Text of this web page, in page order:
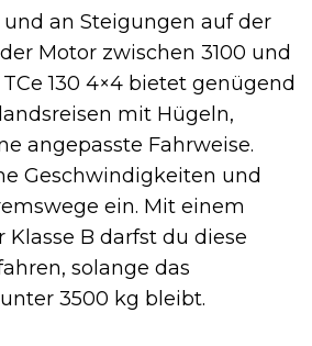
an Steigungen auf der
Motor zwischen 3100 und
130 4×4 bietet genügend
mit Hügeln,
angepasste Fahrweise.
Geschwindigkeiten und
ein. Mit einem
Klasse B darfst du diese
solange das
3500 kg bleibt.